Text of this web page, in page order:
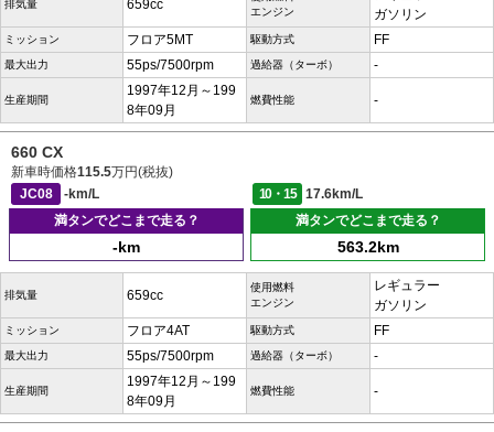
排気量 659cc
エンジン
ガソリン
ミッション フロア5MT 駆動方式 FF
最大出力 55ps/7500rpm 過給器（ターボ） -
生産期間
1997年12月～199
8年09月
燃費性能 -
660 CX
新車時価格115.5万円(税抜)
JC08
-km/L 10・15
17.6km/L
満タンでどこまで走る？
-km
満タンでどこまで走る？
563.2km
排気量 659cc
使用燃料
エンジン
レギュラー
ガソリン
ミッション フロア4AT 駆動方式 FF
最大出力 55ps/7500rpm 過給器（ターボ） -
生産期間
1997年12月～199
8年09月
燃費性能 -